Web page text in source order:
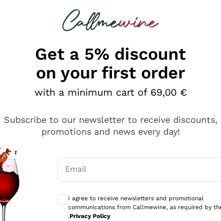
looking for
è male ma secondo me ci sono alternative che
Get a 5% discount
on your first order
with a minimum cart of 69,00 €
Subscribe to our newsletter to receive discounts,
promotions and news every day!
Email
I agree to receive newsletters and promotional
communications from Callmewine, as required by
.Privacy Policy